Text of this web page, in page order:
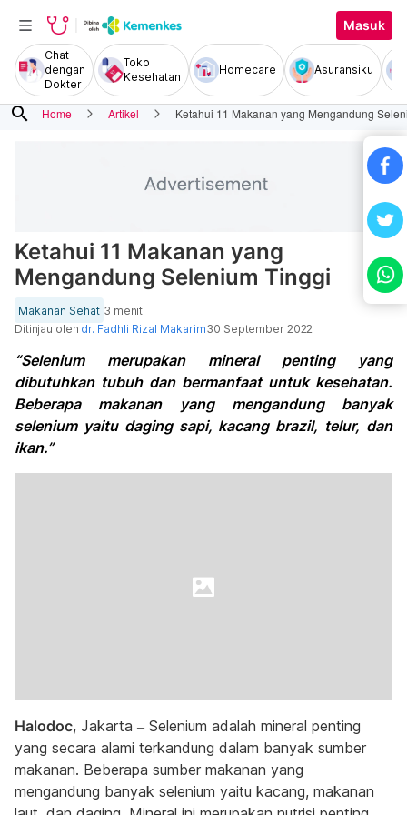
Masuk
Chat
dengan
Dokter
Toko
Kesehatan
Homecare Asuransiku
search Home Artikel Ketahui 11 Makanan yang Mengandung
Ketahui 11 Makanan yang
Mengandung Selenium Tinggi
Makanan Sehat 3 menit
Ditinjau oleh dr. Fadhli Rizal Makarim30 September 2022
“Selenium merupakan mineral penting yang
dibutuhkan tubuh dan bermanfaat untuk kesehatan.
Beberapa makanan yang mengandung banyak
selenium yaitu daging sapi, kacang brazil, telur, dan
ikan.”
Halodoc, Jakarta – Selenium adalah mineral penting
yang secara alami terkandung dalam banyak sumber
makanan. Beberapa sumber makanan yang
mengandung banyak selenium yaitu kacang, makanan